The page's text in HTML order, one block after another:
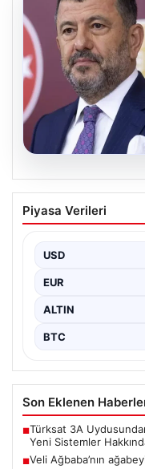
Veli
tutuklandı
Piyasa Verileri
USD
EUR
ALTIN
BTC
Son Eklenen
■Türksat 3A
Yeni Sistemler
■Veli Ağbaba’nın